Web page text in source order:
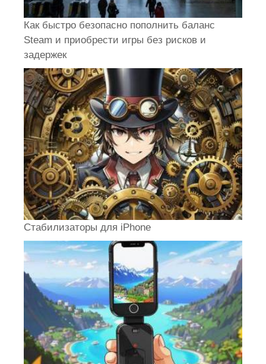
Как быстро безопасно пополнить баланс
Steam и приобрести игры без рисков и
задержек
Стабилизаторы для iPhone